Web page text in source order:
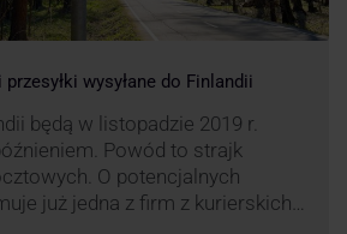
wysyłane do Finlandii
będą w listopadzie 2019 r.
Powód to strajk
O potencjalnych
już jedna z firm z kurierskich